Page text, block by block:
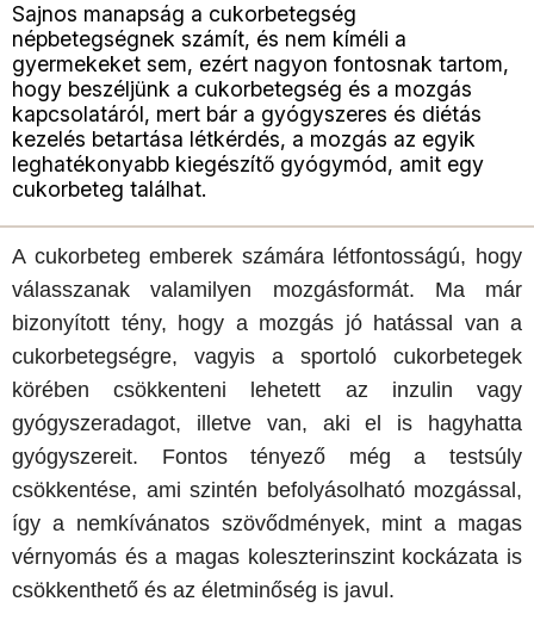
Sajnos manapság a cukorbetegség
népbetegségnek számít, és nem kíméli a
gyermekeket sem, ezért nagyon fontosnak tartom,
hogy beszéljünk a cukorbetegség és a mozgás
kapcsolatáról, mert bár a gyógyszeres és diétás
kezelés betartása létkérdés, a mozgás az egyik
leghatékonyabb kiegészítő gyógymód, amit egy
cukorbeteg találhat.
A cukorbeteg emberek számára létfontosságú, hogy
válasszanak valamilyen mozgásformát. Ma már
bizonyított tény, hogy a mozgás jó hatással van a
cukorbetegségre, vagyis a sportoló cukorbetegek
körében csökkenteni lehetett az inzulin vagy
gyógyszeradagot, illetve van, aki el is hagyhatta
gyógyszereit. Fontos tényező még a testsúly
csökkentése, ami szintén befolyásolható mozgással,
így a nemkívánatos szövődmények, mint a magas
vérnyomás és a magas koleszterinszint kockázata is
csökkenthető és az életminőség is javul.